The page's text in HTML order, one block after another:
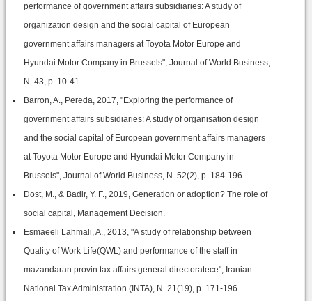
performance of government affairs subsidiaries: A study of
organization design and the social capital of European
government affairs managers at Toyota Motor Europe and
Hyundai Motor Company in Brussels", Journal of World Business,
N. 43, p. 10-41.
Barron, A., Pereda, 2017, "Exploring the performance of
government affairs subsidiaries: A study of organisation design
and the social capital of European government affairs managers
at Toyota Motor Europe and Hyundai Motor Company in
Brussels", Journal of World Business, N. 52(2), p. 184-196.
Dost, M., & Badir, Y. F., 2019, Generation or adoption? The role of
social capital, Management Decision.
Esmaeeli Lahmali, A., 2013, "A study of relationship between
Quality of Work Life(QWL) and performance of the staff in
mazandaran provin tax affairs general directoratece", Iranian
National Tax Administration (INTA), N. 21(19), p. 171-196.